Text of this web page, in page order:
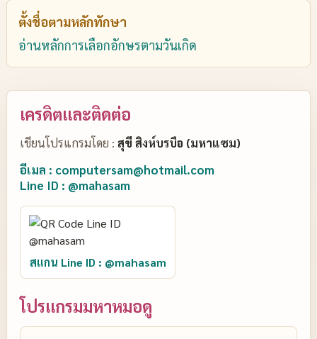
ตั้งชื่อตามหลักทักษา
อ่านหลักการเลือกอักษรตามวันเกิด
เครดิตและติดต่อ
เขียนโปรแกรมโดย : สุขี สิงห์บรบือ (มหาแซม)
อีเมล : computersam@hotmail.com
Line ID : @mahasam
สแกน Line ID : @mahasam
โปรแกรมมหาหมอดู